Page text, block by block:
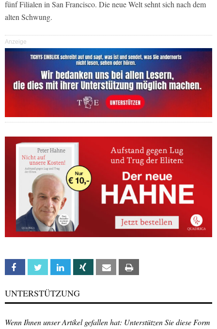
fünf Filialen in San Francisco. Die neue Welt sehnt sich nach dem
alten Schwung.
Anzeige
Facebook Twitter Linkedin Xing Email
UNTERSTÜTZUNG
Wenn Ihnen unser Artikel gefallen hat: Unterstützen Sie diese Form